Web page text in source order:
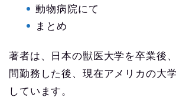
動物病院にて
まとめ
著者は、日本の獣医大学を卒業後
間勤務した後、現在アメリカの大
しています。